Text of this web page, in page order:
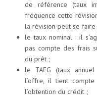
de référence (taux
fréquence cette
la révision peut se faire
le taux nominal : il
pas compte des frais
du prêt ;
le TAEG (taux
l’offre, il tient
l’obtention du crédit ;